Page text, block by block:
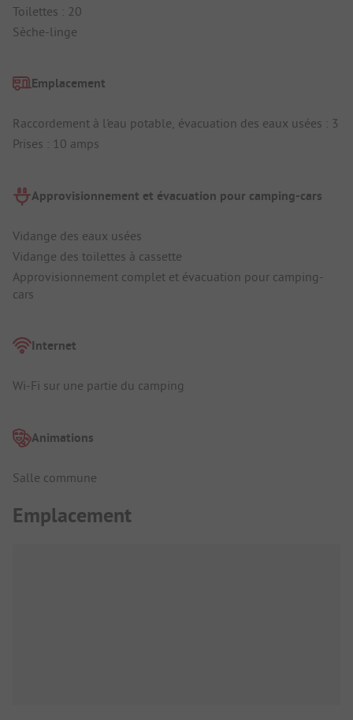
Toilettes : 20
Sèche-linge
Emplacement
Raccordement à l'eau potable, évacuation des eaux usées : 3
Prises : 10 amps
Approvisionnement et évacuation pour camping-cars
Vidange des eaux usées
Vidange des toilettes à cassette
Approvisionnement complet et évacuation pour camping-
cars
Internet
Wi-Fi sur une partie du camping
Animations
Salle commune
Emplacement